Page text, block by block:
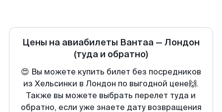
Цены на авиабилеты Вантаа — Лондон
(туда и обратно)
😍 Вы можете купить билет без посредников
из Хельсинки в Лондон по выгодной цене🙌.
Также вы можете выбрать перелет туда и
обратно, если уже знаете дату возвращения